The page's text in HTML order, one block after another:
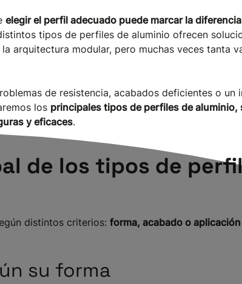
elegir el perfil adecuado puede marcar la
tipos de perfiles de aluminio ofrecen
arquitectura modular, pero muchas veces tanta
de resistencia, acabados deficientes o un
los principales tipos de perfiles de aluminio,
y eficaces.
de los tipos de
distintos criterios:forma, acabado o
su forma